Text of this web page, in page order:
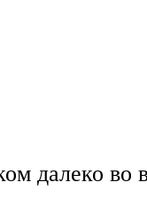
далеко во